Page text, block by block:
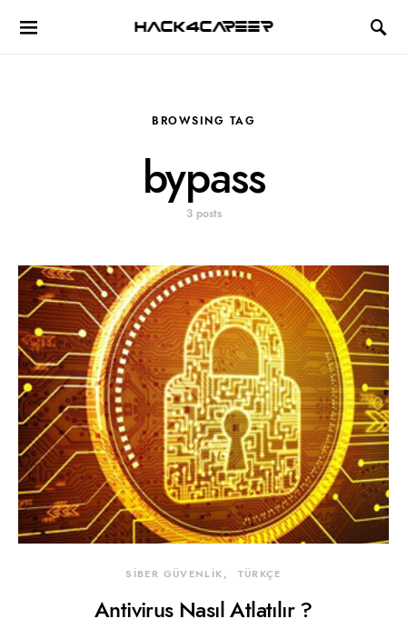
Hack4Career
BROWSING TAG
bypass
3 posts
SİBER GÜVENLİK TÜRKÇE
Antivirus Nasıl Atlatılır ?